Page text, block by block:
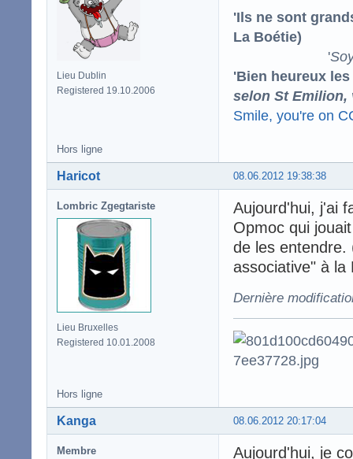
Lieu Dublin
Registered 19.10.2006
'Ils ne sont
La Boétie)
'
'Bien heureux
selon St Emilion,
Smile, you're on
Hors ligne
08.06.2012 19:38:38
Haricot
Lombric Zgegtariste
Lieu Bruxelles
Registered 10.01.2008
Aujourd'hui, j'ai
Opmoc qui
de les entendre.
associative" à la
Dernière
Hors ligne
08.06.2012 20:17:04
Kanga
Membre Aujourd'hui, je